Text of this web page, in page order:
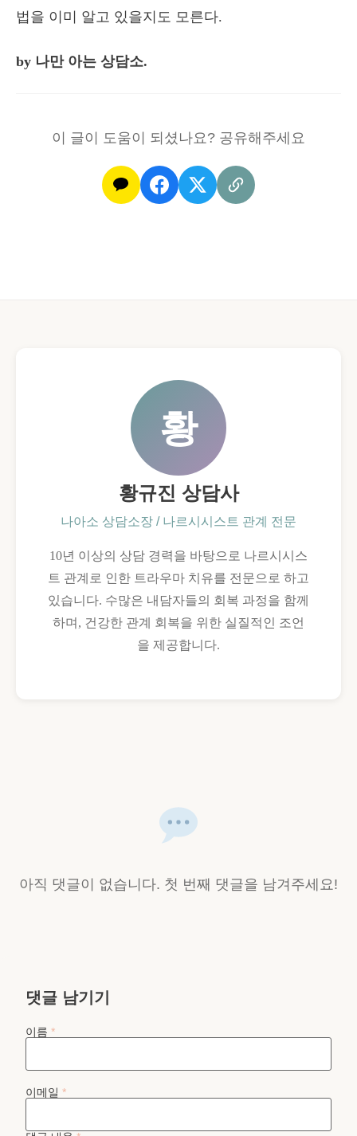
법을 이미 알고 있을지도 모른다.
by 나만 아는 상담소.
이 글이 도움이 되셨나요? 공유해주세요
황
황규진 상담사
나아소 상담소장 / 나르시시스트 관계 전문
10년 이상의 상담 경력을 바탕으로 나르시시스
트 관계로 인한 트라우마 치유를 전문으로 하고
있습니다. 수많은 내담자들의 회복 과정을 함께
하며, 건강한 관계 회복을 위한 실질적인 조언
을 제공합니다.
아직 댓글이 없습니다. 첫 번째 댓글을 남겨주세요!
댓글 남기기
이름 *
이메일 *